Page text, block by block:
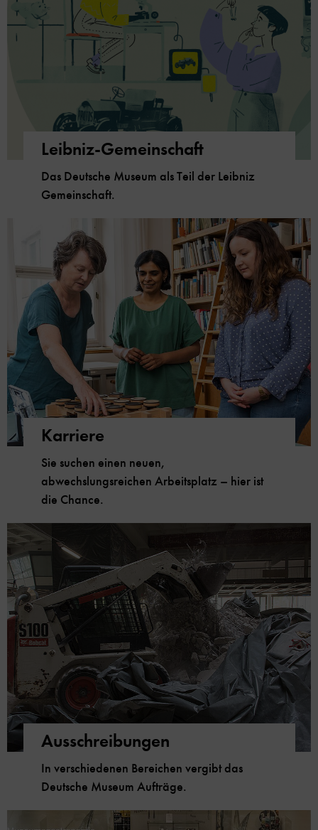
Leibniz-Gemeinschaft
Das Deutsche Museum als Teil der Leibniz
Gemeinschaft.
Karriere
Sie suchen einen neuen,
abwechslungsreichen Arbeitsplatz – hier ist
die Chance.
Ausschreibungen
In verschiedenen Bereichen vergibt das
Deutsche Museum Aufträge.